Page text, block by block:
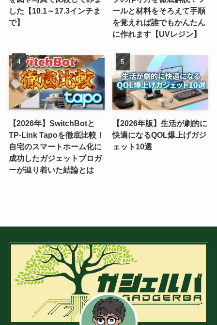
した【10.1～17.3インチま
で】
ールと材料をそろえて手順
を覚えれば誰でもかんたん
に作れます【UVレジン】
【2026年】SwitchBotと
TP-Link Tapoを徹底比較！
自宅のスマートホーム化に
成功したガジェットブロガ
ーが辿り着いた結論とは
【2026年版】生活が劇的に
快適になるQOL爆上げガジ
ェット10選